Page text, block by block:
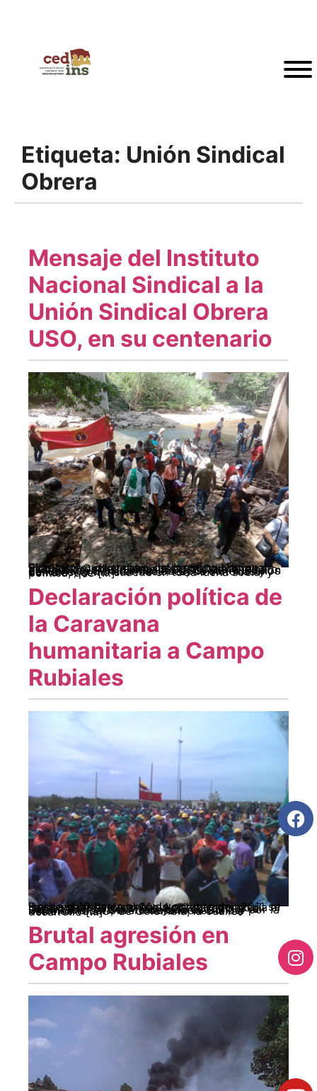
Etiqueta: Unión Sindical
Obrera
Mensaje del Instituto
Nacional Sindical a la
Unión Sindical Obrera
USO, en su centenario
El colectivo de trabajo del Instituto Nacional Sindical – Cedins saluda a las trabajadoras y trabajadores de la industria petrolera y minero energética, al cumplirse 100 años de fundación de la Unión Sindical Obrera USO. Son 100 años de luchas y transformaciones, de victorias y derrotas, como sucede en toda lucha social y política, que […]
Declaración política de
la Caravana
humanitaria a Campo
Rubiales
Desde el 10 hasta el 14 de octubre del 2011 se llevó a cabo la caravana Acción Humanitaria al campo petrolero de Rubiales, ubicado en el departamento del Meta, convocada por la Central Unitaria de Trabajadores CUT- y por la Unión Sindical Obrera de la Industria del Petróleo (U.S.O) de Colombia, la cual se desarrolló […]
Brutal agresión en
Campo Rubiales